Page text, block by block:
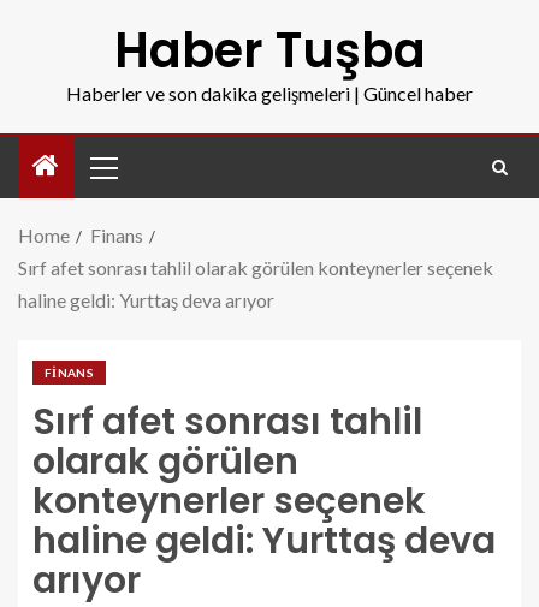
Haber Tuşba
Haberler ve son dakika gelişmeleri | Güncel haber
Home
Finans
Sırf afet sonrası tahlil olarak görülen konteynerler seçenek
haline geldi: Yurttaş deva arıyor
FINANS
Sırf afet sonrası tahlil
olarak görülen
konteynerler seçenek
haline geldi: Yurttaş deva
arıyor